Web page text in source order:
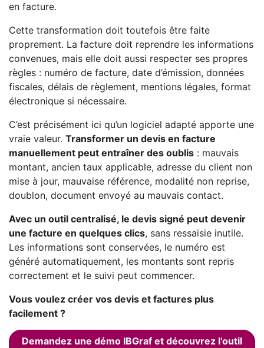
en facture.
Cette transformation doit toutefois être faite
proprement. La facture doit reprendre les informations
convenues, mais elle doit aussi respecter ses propres
règles : numéro de facture, date d’émission, données
fiscales, délais de règlement, mentions légales, format
électronique si nécessaire.
C’est précisément ici qu’un logiciel adapté apporte une
vraie valeur. Transformer un devis en facture
manuellement peut entraîner des oublis : mauvais
montant, ancien taux applicable, adresse du client non
mise à jour, mauvaise référence, modalité non reprise,
doublon, document envoyé au mauvais contact.
Avec un outil centralisé, le devis signé peut devenir
une facture en quelques clics, sans ressaisie inutile.
Les informations sont conservées, le numéro est
généré automatiquement, les montants sont repris
correctement et le suivi peut commencer.
Vous voulez créer vos devis et factures plus
facilement ?
Demandez une démo IBGraf et découvrez l’outil